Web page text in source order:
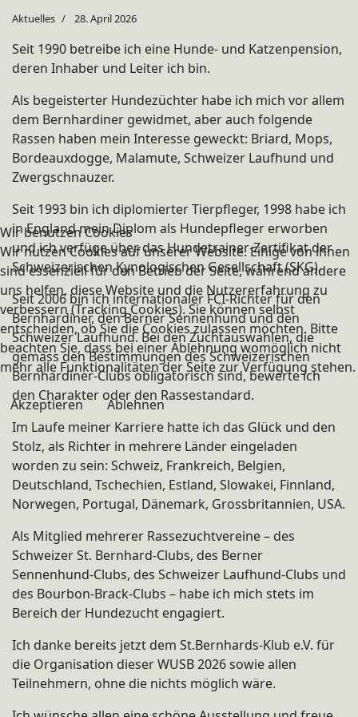
Aktuelles 28. April 2026
Seit 1990 betreibe ich eine Hunde- und Katzenpension,
deren Inhaber und Leiter ich bin.
Als begeisterter Hundezüchter habe ich mich vor allem
dem Bernhardiner gewidmet, aber auch folgende
Rassen haben mein Interesse geweckt: Briard, Mops,
Bordeauxdogge, Malamute, Schweizer Laufhund und
Zwergschnauzer.
Seit 1993 bin ich diplomierter Tierpfleger, 1998 habe ich
in England mein Diplom als Hundepfleger erworben
und ich verfüge über das Hundetrainer-Zertifikat der
Schweizerischen Kynologischen Gesellschaft (SKG).
Seit 2006 bin ich internationaler FCI-Richter für den
Bernhardiner, den Berner Sennenhund und den
Schweizer Laufhund. Bei den Zuchtauswahlen, die
gemäss den Bestimmungen des Schweizerischen
Bernhardiner-Clubs obligatorisch sind, bewerte ich
den Charakter oder den Rassestandard.
Im Laufe meiner Karriere hatte ich das Glück und den
Stolz, als Richter in mehrere Länder eingeladen
worden zu sein: Schweiz, Frankreich, Belgien,
Deutschland, Tschechien, Estland, Slowakei, Finnland,
Norwegen, Portugal, Dänemark, Grossbritannien, USA.
Als Mitglied mehrerer Rassezuchtvereine – des
Schweizer St. Bernhard-Clubs, des Berner
Sennenhund-Clubs, des Schweizer Laufhund-Clubs und
des Bourbon-Brack-Clubs – habe ich mich stets im
Bereich der Hundezucht engagiert.
Ich danke bereits jetzt dem St.Bernhards-Klub e.V. für
die Organisation dieser WUSB 2026 sowie allen
Teilnehmern, ohne die nichts möglich wäre.
Wir benutzen Cookies
Wir nutzen Cookies auf unserer Website. Einige von ihnen
sind essenziell für den Betrieb der Seite, während andere
uns helfen, diese Website und die Nutzererfahrung zu
verbessern (Tracking Cookies). Sie können selbst
entscheiden, ob Sie die Cookies zulassen möchten. Bitte
beachten Sie, dass bei einer Ablehnung womöglich nicht
mehr alle Funktionalitäten der Seite zur Verfügung stehen.
Akzeptieren Ablehnen